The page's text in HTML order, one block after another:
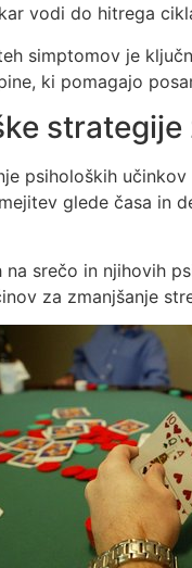
vodi do hitrega
simptomov je
ki pomagajo
psiholoških
glede časa in
na srečo in njihovih
za zmanjšanje